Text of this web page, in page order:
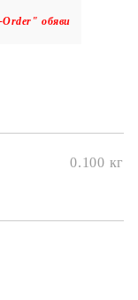
обяви
0.100 кг